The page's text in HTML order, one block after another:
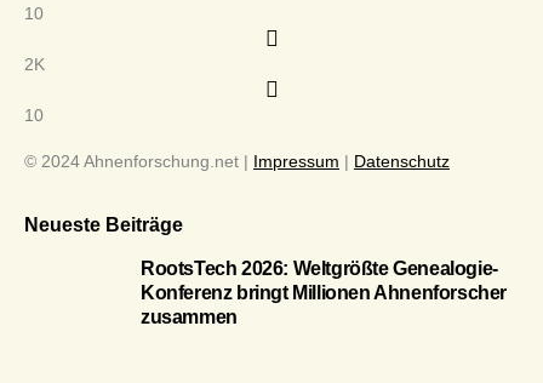
10
2K
10
© 2024 Ahnenforschung.net | Impressum | Datenschutz
Neueste Beiträge
RootsTech 2026: Weltgrößte Genealogie-
Konferenz bringt Millionen Ahnenforscher
zusammen